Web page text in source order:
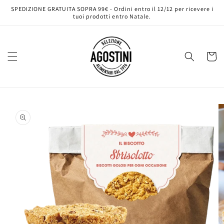
direttamente
SPEDIZIONE GRATUITA SOPRA 99€ - Ordini entro il 12/12 per ricevere i
tuoi prodotti entro Natale.
Carrello
informazioni
sul prodotto